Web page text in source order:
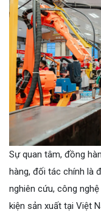
Sự quan tâm, đồng
hàng, đối tác chính là
nghiên cứu, công
kiện sản xuất tại Việt